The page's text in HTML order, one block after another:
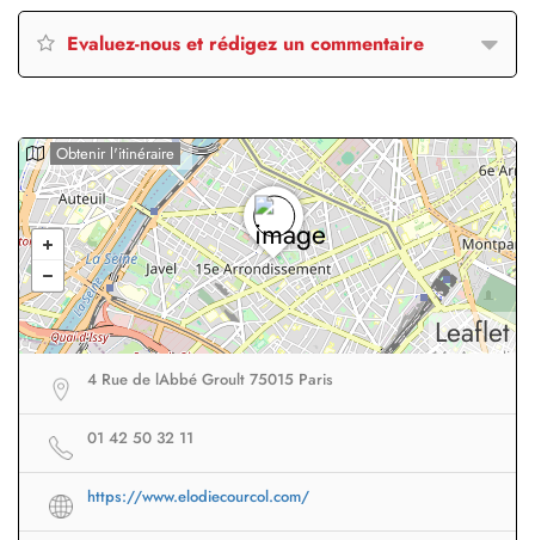
Evaluez-nous et rédigez un commentaire
Leaflet
Obtenir l'itinéraire
4 Rue de lAbbé Groult 75015 Paris
01 42 50 32 11
https://www.elodiecourcol.com/